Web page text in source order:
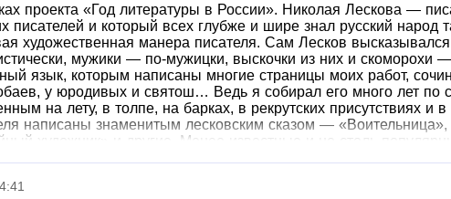
проекта «Год литературы в России». Николая Лескова —
писателей и который всех глубже и шире знал русский народ
художественная манера писателя. Сам Лесков
мужики — по-мужицки, выскочки из них и скоморохи
язык, которым написаны многие страницы моих работ,
у юродивых и святош… Ведь я собирал его много лет
на лету, в толпе, на барках, в рекрутских присутствиях
написаны знаменитым лесковским сказом —
художник» и другие. Менее известные и не столь
«Лесков — писатель будущего». Содержание: 1. «Грабеж»